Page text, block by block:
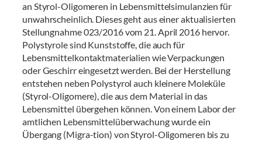
an Styrol-Oligomeren in Lebensmittelsimulanzien für
unwahrscheinlich. Dieses geht aus einer aktualisierten
Stellungnahme 023/2016 vom 21. April 2016 hervor.
Polystyrole sind Kunststoffe, die auch für
Lebensmittelkontaktmaterialien wie Verpackungen
oder Geschirr eingesetzt werden. Bei der Herstellung
entstehen neben Polystyrol auch kleinere Moleküle
(Styrol-Oligomere), die aus dem Material in das
Lebensmittel übergehen können. Von einem Labor der
amtlichen Lebensmittelüberwachung wurde ein
Übergang (Migra-tion) von Styrol-Oligomeren bis zu